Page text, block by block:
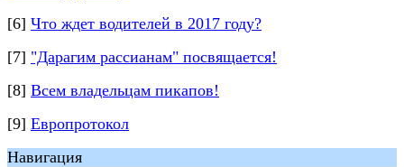
[6] Что ждет водителей в 2017 году?
[7] "Дарагим рассианам" посвящается!
[8] Всем владельцам пикапов!
[9] Европротокол
Навигация